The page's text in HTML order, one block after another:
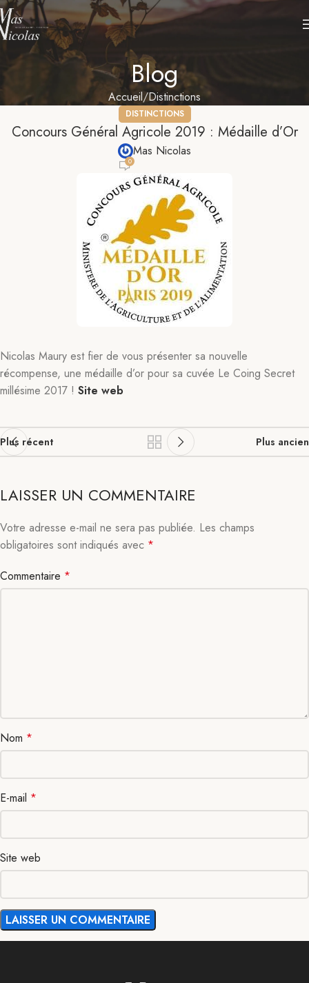
Blog
Accueil Distinctions
DISTINCTIONS
Concours Général Agricole 2019 : Médaille d’Or
Mas Nicolas
0
Nicolas Maury est fier de vous présenter sa nouvelle
récompense, une médaille d’or pour sa cuvée Le Coing Secret
millésime 2017 ! Site web
Plus récent Plus ancien
LAISSER UN COMMENTAIRE
Votre adresse e-mail ne sera pas publiée. Les champs
obligatoires sont indiqués avec *
Commentaire *
Nom *
E-mail *
Site web